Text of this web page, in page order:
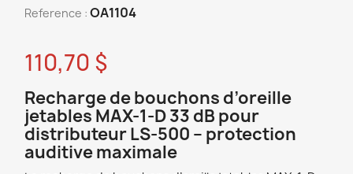
Reference : OA1104
110,70 $
Recharge de bouchons d’oreille
jetables MAX-1-D 33 dB pour
distributeur LS-500 – protection
auditive maximale